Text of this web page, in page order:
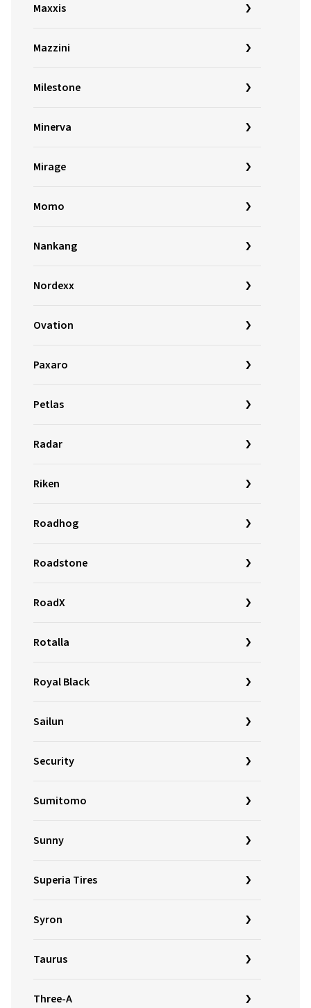
Maxxis
Mazzini
Milestone
Minerva
Mirage
Momo
Nankang
Nordexx
Ovation
Paxaro
Petlas
Radar
Riken
Roadhog
Roadstone
RoadX
Rotalla
Royal Black
Sailun
Security
Sumitomo
Sunny
Superia Tires
Syron
Taurus
Three-A